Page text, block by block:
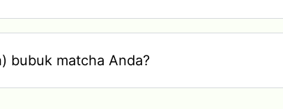
bubuk matcha Anda?